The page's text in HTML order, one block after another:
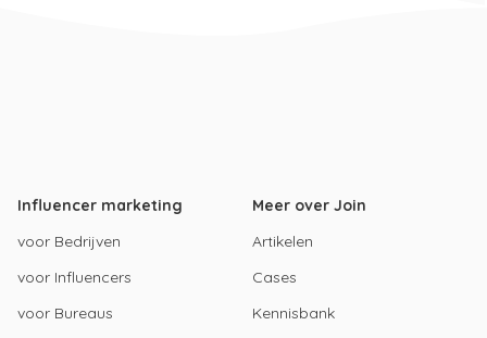
Influencer marketing
voor Bedrijven
voor Influencers
voor Bureaus
Meer over Join
Artikelen
Cases
Kennisbank